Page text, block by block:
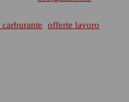
offerte lavoro